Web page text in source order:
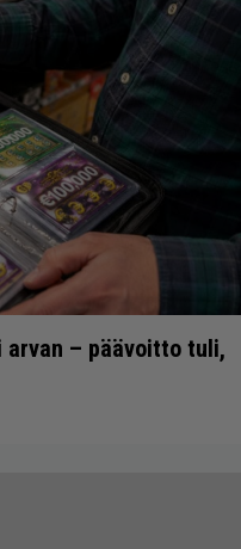
– päävoitto tuli,